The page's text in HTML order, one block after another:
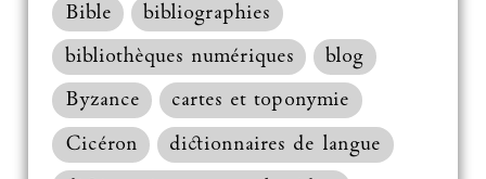
Bible
bibliographies
bibliothèques numériques
blog
Byzance
cartes et toponymie
Cicéron
dictionnaires de langue